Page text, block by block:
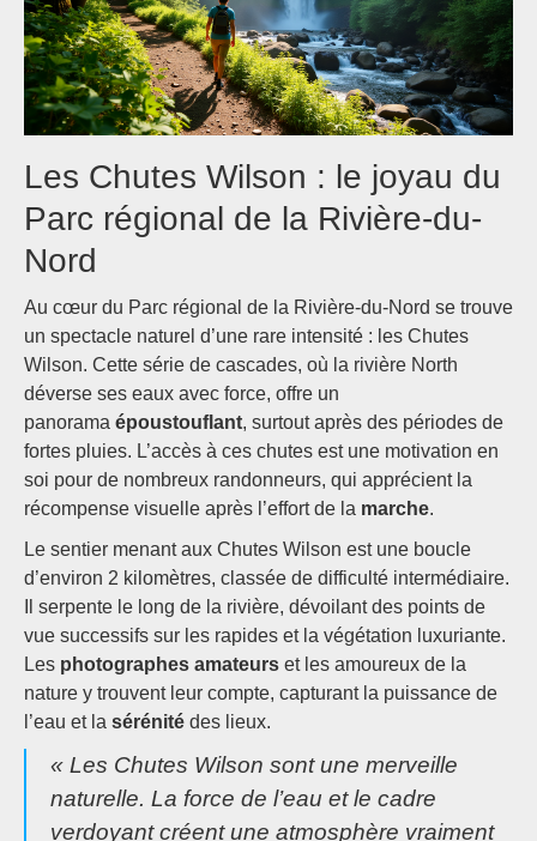
Les Chutes Wilson : le joyau du
Parc régional de la Rivière-du-
Nord
Au cœur du Parc régional de la Rivière-du-Nord se trouve
un spectacle naturel d’une rare intensité : les Chutes
Wilson. Cette série de cascades, où la rivière North
déverse ses eaux avec force, offre un
panorama époustouflant, surtout après des périodes de
fortes pluies. L’accès à ces chutes est une motivation en
soi pour de nombreux randonneurs, qui apprécient la
récompense visuelle après l’effort de la marche.
Le sentier menant aux Chutes Wilson est une boucle
d’environ 2 kilomètres, classée de difficulté intermédiaire.
Il serpente le long de la rivière, dévoilant des points de
vue successifs sur les rapides et la végétation luxuriante.
Les photographes amateurs et les amoureux de la
nature y trouvent leur compte, capturant la puissance de
l’eau et la sérénité des lieux.
« Les Chutes Wilson sont une merveille
naturelle. La force de l’eau et le cadre
verdoyant créent une atmosphère vraiment